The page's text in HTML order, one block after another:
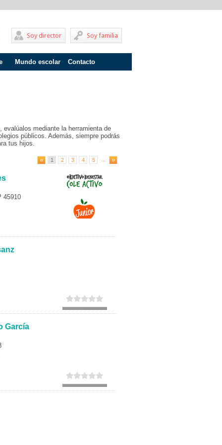
Soy familia
Soy director
Mundo escolar
Fracaso escolar
Acoso escolar
Profesores
Infantil
Secundaria
Eleccion de universidad
Contacto
evalúalos mediante la herramienta de
públicos. Además, siempre podrás
tus hijos.
1 2 3 4 5
45910
García